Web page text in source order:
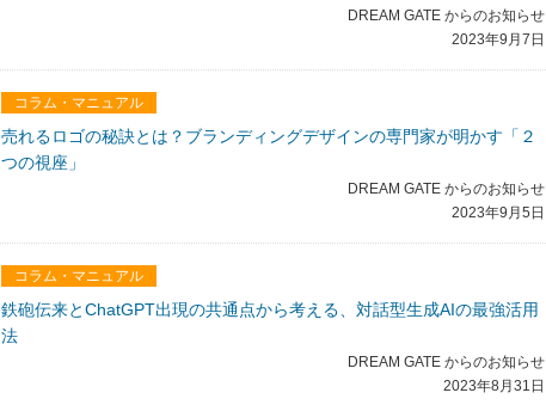
DREAM GATE からのお知らせ
2023年9月7日
コラム・マニュアル
売れるロゴの秘訣とは？ブランディングデザインの専門家が明かす「２
つの視座」
DREAM GATE からのお知らせ
2023年9月5日
コラム・マニュアル
鉄砲伝来とChatGPT出現の共通点から考える、対話型生成AIの最強活用
法
DREAM GATE からのお知らせ
2023年8月31日